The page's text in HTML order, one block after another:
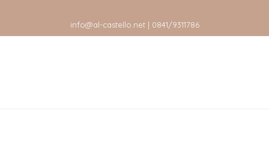
info@al-castello.net | 0841/9311786